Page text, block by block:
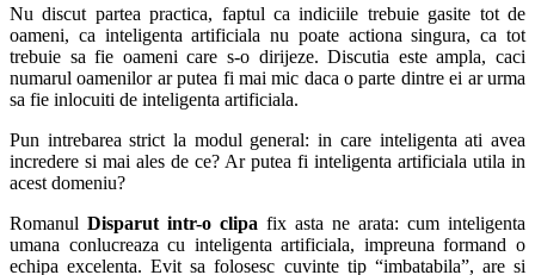
Nu discut partea practica, faptul ca indiciile trebuie gasite tot de
oameni, ca inteligenta artificiala nu poate actiona singura, ca tot
trebuie sa fie oameni care s-o dirijeze. Discutia este ampla, caci
numarul oamenilor ar putea fi mai mic daca o parte dintre ei ar urma
sa fie inlocuiti de inteligenta artificiala.
Pun intrebarea strict la modul general: in care inteligenta ati avea
incredere si mai ales de ce? Ar putea fi inteligenta artificiala utila in
acest domeniu?
Romanul Disparut intr-o clipa fix asta ne arata: cum inteligenta
umana conlucreaza cu inteligenta artificiala, impreuna formand o
echipa excelenta. Evit sa folosesc cuvinte tip “imbatabila”, are si